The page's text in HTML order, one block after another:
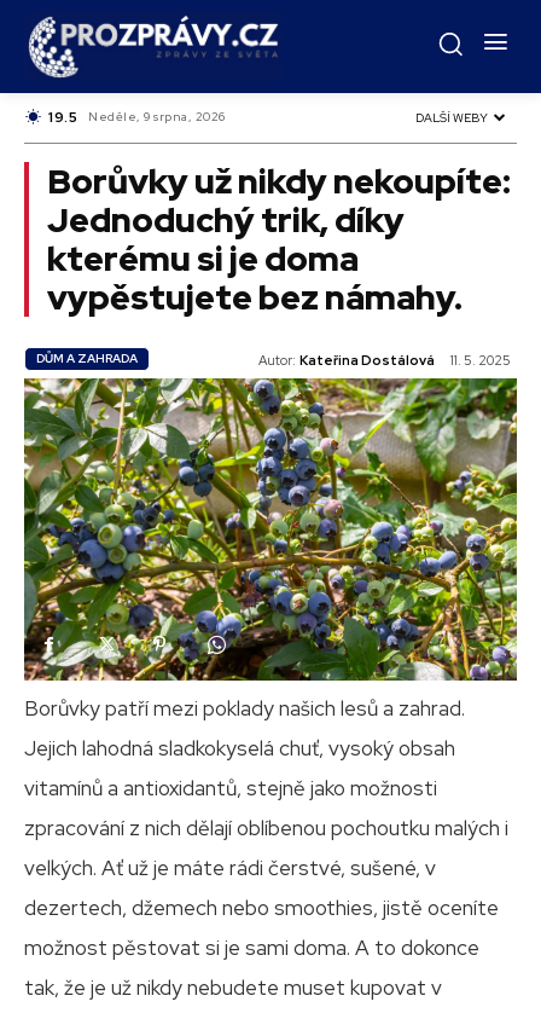
19.5 CCzech
Neděle, 9 srpna, 2026 DALŠÍ WEBY
Borůvky už nikdy nekoupíte:
Jednoduchý trik, díky
kterému si je doma
vypěstujete bez námahy.
DŮM A ZAHRADA 11. 5. 2025
Autor: Kateřina Dostálová
Borůvky patří mezi poklady našich lesů a zahrad.
Jejich lahodná sladkokyselá chuť, vysoký obsah
vitamínů a antioxidantů, stejně jako možnosti
zpracování z nich dělají oblíbenou pochoutku malých i
velkých. Ať už je máte rádi čerstvé, sušené, v
dezertech, džemech nebo smoothies, jistě oceníte
možnost pěstovat si je sami doma. A to dokonce
tak, že je už nikdy nebudete muset kupovat v